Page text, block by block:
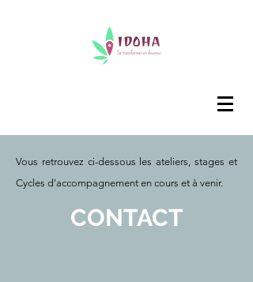
Vous retrouvez ci-dessous les ateliers, stages et
Cycles d'accompagnement en cours et à venir.
CONTACT